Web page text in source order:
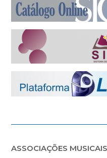
ASSOCIAÇÕES MUSICAIS